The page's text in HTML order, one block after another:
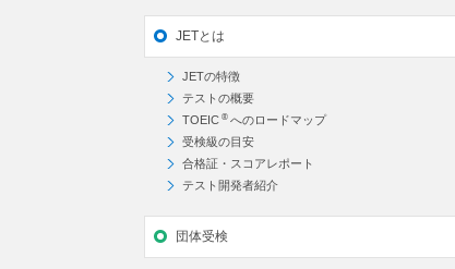
JETとは
JETの特徴
テストの概要
TOEIC ® へのロードマップ
受検級の目安
合格証・スコアレポート
テスト開発者紹介
団体受検